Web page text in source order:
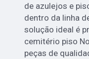
de azulejos e
dentro da linha
solução ideal é
cemitério piso
peças de